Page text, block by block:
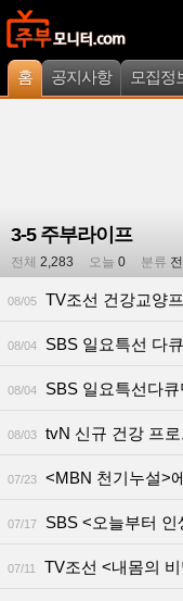
홈 공지사항 모집정
3-5 주부라이프
전체 2,283 오늘 0 분류
08/05 TV조선 건강교양프로
08/04 SBS 일요특선 다큐멘
08/04 SBS 일요특선다큐
08/03 tvN 신규 건강 프
07/23 <MBN 천기누설>
07/17 SBS <오늘부터 인생
07/11 TV조선 <내몸의 비